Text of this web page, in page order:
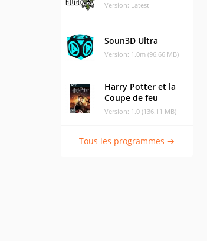
Version: Latest
Soun3D Ultra
Version: 1.0m (96.66 MB)
Harry Potter et la
Coupe de feu
Version: 1.0 (136.11 MB)
Tous les programmes →